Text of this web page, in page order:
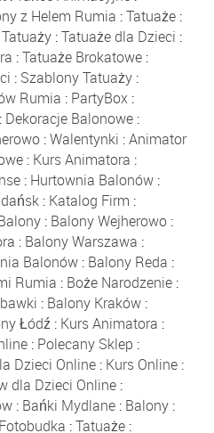
z Helem Rumia :Tatuaże:
:Tatuaże dla Dzieci :
:Tatuaże Brokatowe:
: Szablony Tatuaży :
Rumia : PartyBox:
: Dekoracje Balonowe :
:Walentynki :Animator
: Kurs Animatora :
: Hurtownia Balonów :
: Katalog Firm :
: Balony Wejherowo:
: Balony Warszawa :
Balonów : Balony Reda :
Rumia : Boże Narodzenie:
: Balony Kraków :
Łódź : Kurs Animatora :
: Polecany Sklep :
Dzieci Online: Kurs Online:
dla Dzieci Online :
: Bańki Mydlane : Balony :
Fotobudka :Tatuaże: